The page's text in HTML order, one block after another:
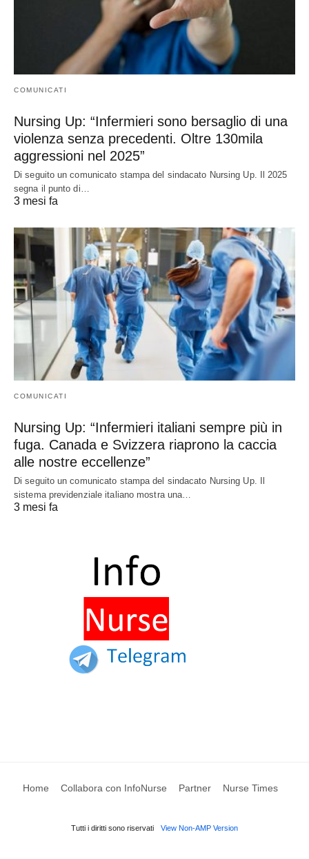
COMUNICATI
Nursing Up: “Infermieri sono bersaglio di una
violenza senza precedenti. Oltre 130mila
aggressioni nel 2025”
Di seguito un comunicato stampa del sindacato Nursing Up. Il 2025
segna il punto di…
3 mesi fa
COMUNICATI
Nursing Up: “Infermieri italiani sempre più in
fuga. Canada e Svizzera riaprono la caccia
alle nostre eccellenze”
Di seguito un comunicato stampa del sindacato Nursing Up. Il
sistema previdenziale italiano mostra una…
3 mesi fa
Home Collabora con InfoNurse Partner Nurse Times
Tutti i diritti sono riservati View Non-AMP Version